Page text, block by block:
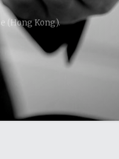
(Hong Kong).